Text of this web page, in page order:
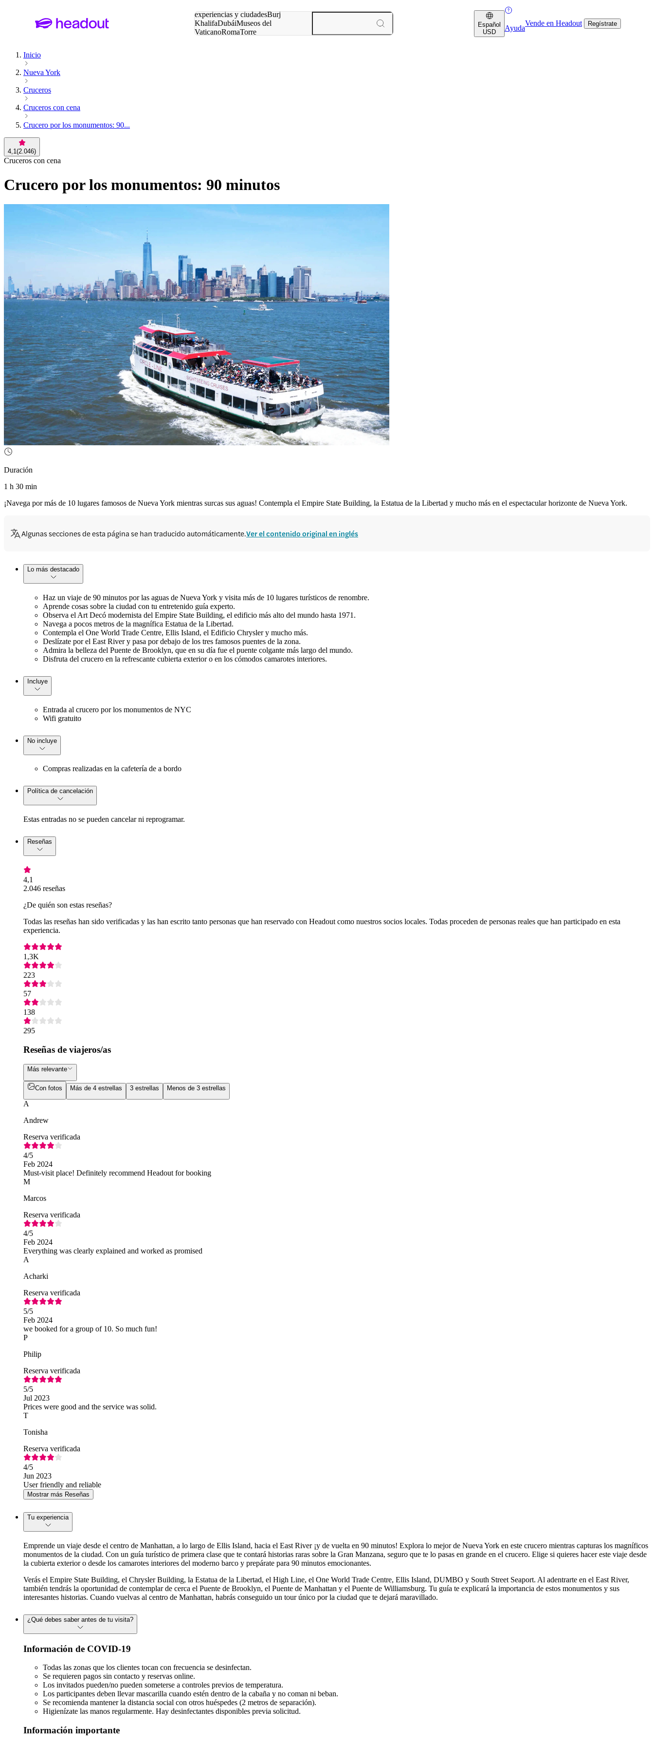
experiencias y ciudadesBurj
KhalifaDubáiMuseos del
VaticanoRomaTorre
Español
USD
Ayuda
Vende en Headout Regístrate
Inicio
Nueva York
Cruceros
Cruceros con cena
Crucero por los monumentos: 90...
4,1(2.046)
Cruceros con cena
Crucero por los monumentos: 90 minutos
Duración
1 h 30 min
¡Navega por más de 10 lugares famosos de Nueva York mientras surcas sus aguas! Contempla el Empire State Building, la Estatua de la Libertad y mucho más en el espectacular horizonte de Nueva York.
Algunas secciones de esta página se han traducido automáticamente.Ver el contenido original en inglés
Lo más destacado
Haz un viaje de 90 minutos por las aguas de Nueva York y visita más de 10 lugares turísticos de renombre.
Aprende cosas sobre la ciudad con tu entretenido guía experto.
Observa el Art Decó modernista del Empire State Building, el edificio más alto del mundo hasta 1971.
Navega a pocos metros de la magnífica Estatua de la Libertad.
Contempla el One World Trade Centre, Ellis Island, el Edificio Chrysler y mucho más.
Deslízate por el East River y pasa por debajo de los tres famosos puentes de la zona.
Admira la belleza del Puente de Brooklyn, que en su día fue el puente colgante más largo del mundo.
Disfruta del crucero en la refrescante cubierta exterior o en los cómodos camarotes interiores.
Incluye
Entrada al crucero por los monumentos de NYC
Wifi gratuito
No incluye
Compras realizadas en la cafetería de a bordo
Política de cancelación
Estas entradas no se pueden cancelar ni reprogramar.
Reseñas
4,1
2.046 reseñas
¿De quién son estas reseñas?
Todas las reseñas han sido verificadas y las han escrito tanto personas que han reservado con Headout como nuestros socios locales. Todas proceden de personas reales que han participado en esta
experiencia.
1,3K
223
57
138
295
Reseñas de viajeros/as
Más relevante
Con fotos Más de 4 estrellas 3 estrellas Menos de 3 estrellas
A
Andrew
Reserva verificada
4/5
Feb 2024
Must-visit place! Definitely recommend Headout for booking
M
Marcos
Reserva verificada
4/5
Feb 2024
Everything was clearly explained and worked as promised
A
Acharki
Reserva verificada
5/5
Feb 2024
we booked for a group of 10. So much fun!
P
Philip
Reserva verificada
5/5
Jul 2023
Prices were good and the service was solid.
T
Tonisha
Reserva verificada
4/5
Jun 2023
User friendly and reliable
Mostrar más Reseñas
Tu experiencia
Emprende un viaje desde el centro de Manhattan, a lo largo de Ellis Island, hacia el East River ¡y de vuelta en 90 minutos! Explora lo mejor de Nueva York en este crucero mientras capturas los magníficos
monumentos de la ciudad. Con un guía turístico de primera clase que te contará historias raras sobre la Gran Manzana, seguro que te lo pasas en grande en el crucero. Elige si quieres hacer este viaje desde
la cubierta exterior o desde los camarotes interiores del moderno barco y prepárate para 90 minutos emocionantes.
Verás el Empire State Building, el Chrysler Building, la Estatua de la Libertad, el High Line, el One World Trade Centre, Ellis Island, DUMBO y South Street Seaport. Al adentrarte en el East River,
también tendrás la oportunidad de contemplar de cerca el Puente de Brooklyn, el Puente de Manhattan y el Puente de Williamsburg. Tu guía te explicará la importancia de estos monumentos y sus
interesantes historias. Cuando vuelvas al centro de Manhattan, habrás conseguido un tour único por la ciudad que te dejará maravillado.
¿Qué debes saber antes de tu visita?
Información de COVID-19
Todas las zonas que los clientes tocan con frecuencia se desinfectan.
Se requieren pagos sin contacto y reservas online.
Los invitados pueden/no pueden someterse a controles previos de temperatura.
Los participantes deben llevar mascarilla cuando estén dentro de la cabaña y no coman ni beban.
Se recomienda mantener la distancia social con otros huéspedes (2 metros de separación).
Higienízate las manos regularmente. Hay desinfectantes disponibles previa solicitud.
Información importante